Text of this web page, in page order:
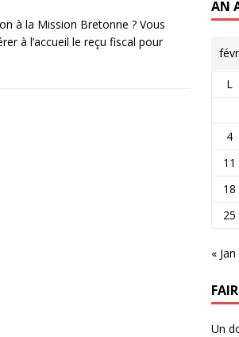
à la Mission Bretonne ? Vous
à l’accueil le reçu fiscal pour
AN
L
4
11
18
25
« Jan
Un